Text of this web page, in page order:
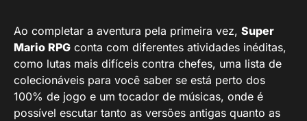
Ao completar a aventura pela primeira vez, Super
Mario RPG conta com diferentes atividades inéditas,
como lutas mais difíceis contra chefes, uma lista de
colecionáveis para você saber se está perto dos
100% de jogo e um tocador de músicas, onde é
possível escutar tanto as versões antigas quanto as